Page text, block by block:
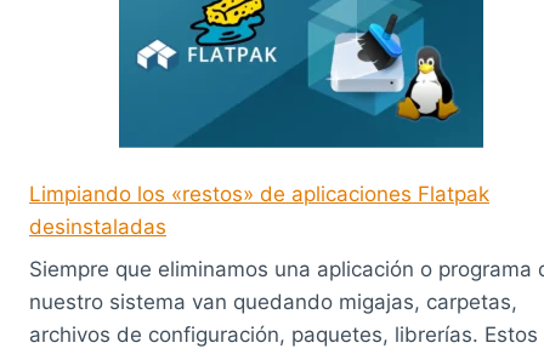
Limpiando los «restos» de aplicaciones Flatpak
desinstaladas
Siempre que eliminamos una aplicación o programa
nuestro sistema van quedando migajas, carpetas,
archivos de configuración, paquetes, librerías. Estos